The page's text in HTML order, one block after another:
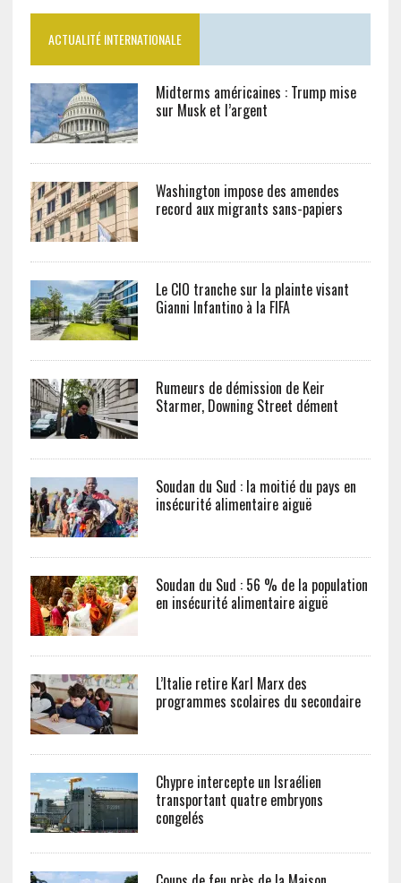
ACTUALITÉ INTERNATIONALE
Midterms américaines : Trump mise
sur Musk et l’argent
Washington impose des amendes
record aux migrants sans-papiers
Le CIO tranche sur la plainte visant
Gianni Infantino à la FIFA
Rumeurs de démission de Keir
Starmer, Downing Street dément
Soudan du Sud : la moitié du pays en
insécurité alimentaire aiguë
Soudan du Sud : 56 % de la population
en insécurité alimentaire aiguë
L’Italie retire Karl Marx des
programmes scolaires du secondaire
Chypre intercepte un Israélien
transportant quatre embryons
congelés